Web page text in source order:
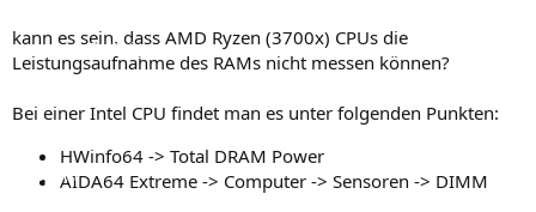
Neue Beiträge
Regeln
kann es sein, dass AMD Ryzen (3700x) CPUs die
Leistungsaufnahme des RAMs nicht messen können?
Bei einer Intel CPU findet man es unter folgenden Punkten:
HWinfo64 -> Total DRAM Power
AIDA64 Extreme -> Computer -> Sensoren -> DIMM